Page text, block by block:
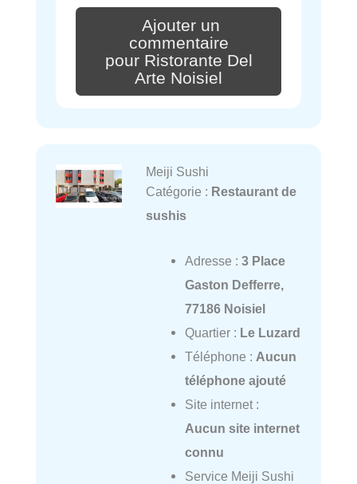
Ajouter un
commentaire
pour Ristorante Del
Arte Noisiel
Meiji Sushi
Catégorie : Restaurant de
sushis
Adresse : 3 Place
Gaston Defferre,
77186 Noisiel
Quartier : Le Luzard
Téléphone : Aucun
téléphone ajouté
Site internet :
Aucun site internet
connu
Service Meiji Sushi